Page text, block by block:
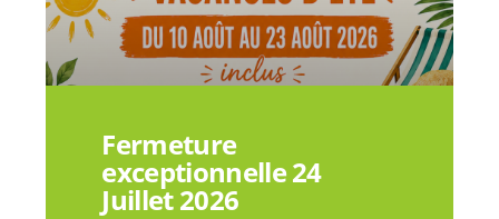
Fermeture
exceptionnelle 24
Juillet 2026